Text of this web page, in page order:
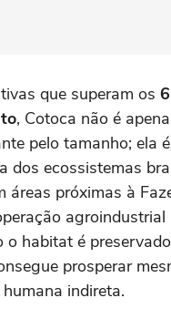
que superam os
, Cotoca não é
pelo tamanho; ela
dos ecossistemas
áreas próximas à
o habitat é
prosperar
indireta.